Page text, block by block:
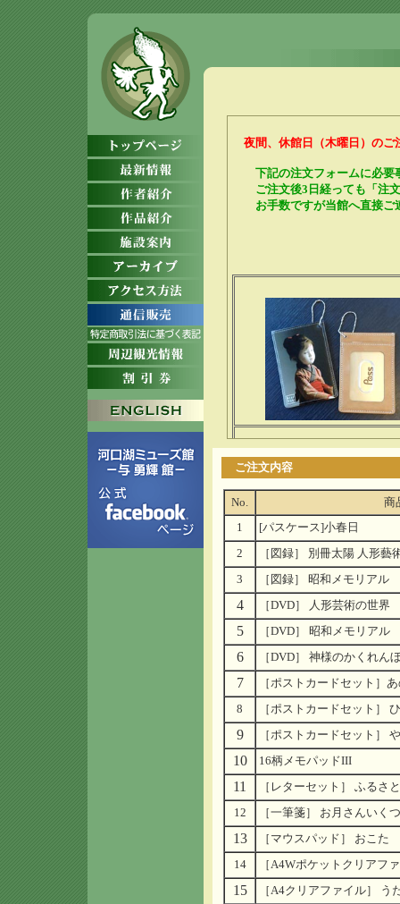
ご注文内容
No.
商
1
[パスケース]小春日
2
［図録］ 別冊太陽 人形藝
3
［図録］ 昭和メモリアル
4 ［DVD］ 人形芸術の世界
5 ［DVD］ 昭和メモリアル
6 ［DVD］ 神様のかくれん
7
［ポストカードセット］
8
［ポストカードセッ
9 ［ポストカードセット］
10 16柄メモパッドIII
11
［レターセット］ ふるさ
12
［一筆箋］ お月さんいくつ
13
［マウスパッド］ おこた
14
［A4Wポケットクリアフ
15 ［A4クリアファイル］ う